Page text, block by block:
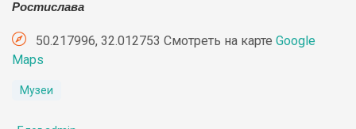
Ростислава
50.217996, 32.012753 Смотреть на карте Google
Maps
Музеи